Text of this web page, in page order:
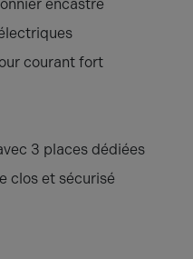
encastré
courant fort
3 places dédiées
clos et sécurisé